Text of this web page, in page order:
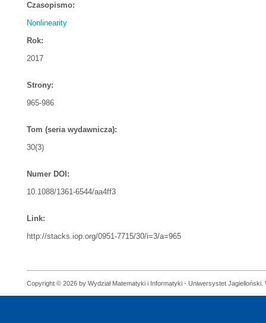
Czasopismo:
Nonlinearity
Rok:
2017
Strony:
965-986
Tom (seria wydawnicza):
30(3)
Numer DOI:
10.1088/1361-6544/aa4ff3
Link:
http://stacks.iop.org/0951-7715/30/i=3/a=965
Copyright © 2026 by Wydział Matematyki i Informatyki - Uniwersystet